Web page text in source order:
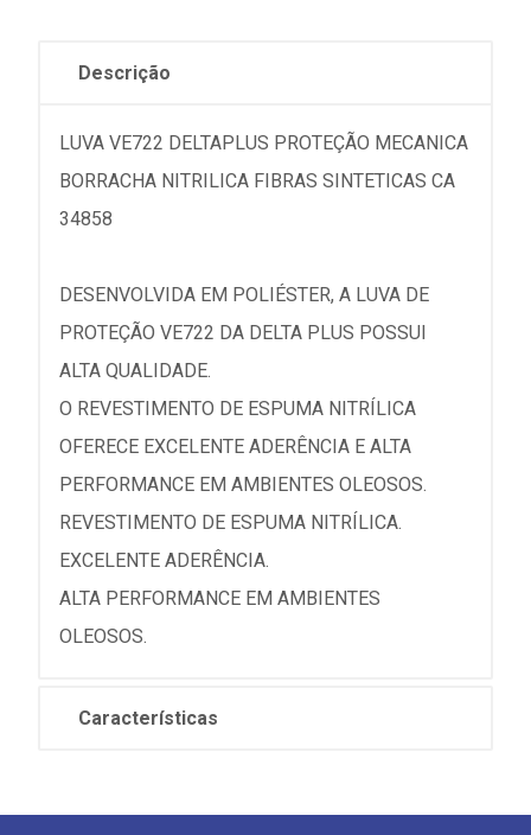
Descrição
LUVA VE722 DELTAPLUS PROTEÇÃO MECANICA
BORRACHA NITRILICA FIBRAS SINTETICAS CA
34858
DESENVOLVIDA EM POLIÉSTER, A LUVA DE
PROTEÇÃO VE722 DA DELTA PLUS POSSUI
ALTA QUALIDADE.
O REVESTIMENTO DE ESPUMA NITRÍLICA
OFERECE EXCELENTE ADERÊNCIA E ALTA
PERFORMANCE EM AMBIENTES OLEOSOS.
REVESTIMENTO DE ESPUMA NITRÍLICA.
EXCELENTE ADERÊNCIA.
ALTA PERFORMANCE EM AMBIENTES
OLEOSOS.
Características